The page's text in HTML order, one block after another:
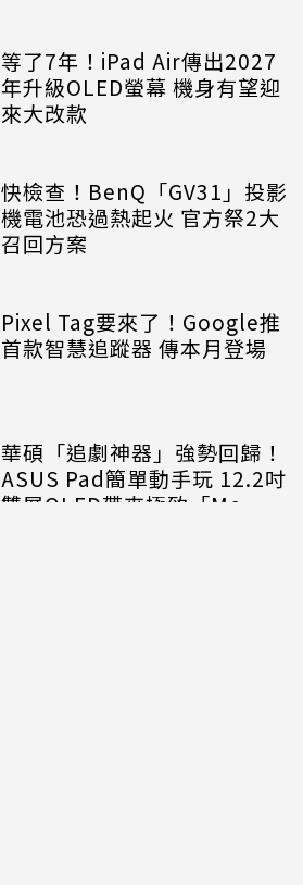
等了7年！iPad Air傳出2027
年升級OLED螢幕 機身有望迎
來大改款
快檢查！BenQ「GV31」投影
機電池恐過熱起火 官方祭2大
召回方案
Pixel Tag要來了！Google推
首款智慧追蹤器 傳本月登場
華碩「追劇神器」強勢回歸！
ASUS Pad簡單動手玩 12.2吋
雙層OLED帶來極致「Me